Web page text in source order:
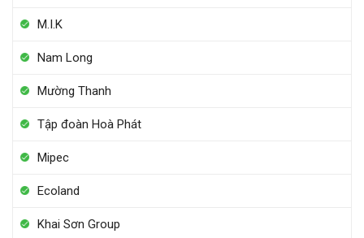
M.I.K
Nam Long
Mường Thanh
Tập đoàn Hoà Phát
Mipec
Ecoland
Khai Sơn Group